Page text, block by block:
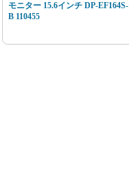
モニター 15.6インチ DP-EF164S-
B 110455